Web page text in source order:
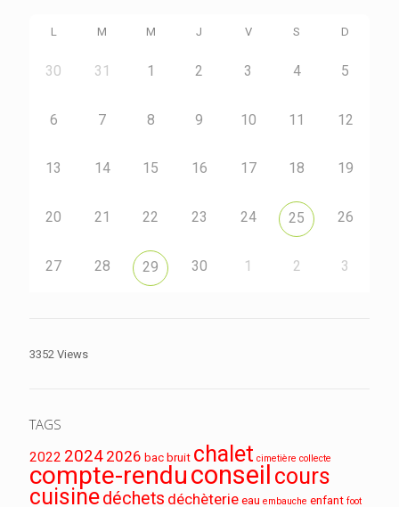
L M M J V S D
30 31 1 2 3 4 5
6 7 8 9 10 11 12
13 14 15 16 17 18 19
20 21 22 23 24 25 26
27 28 29 30 1 2 3
3352 Views
TAGS
2022 2024 2026 bac bruit chalet cimetière collecte
compte-renduconseil cours
cuisinedéchets déchèterie eau embauche enfant foot